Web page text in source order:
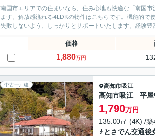
南国市エリアでの住まいなら、住み心地も快適な「南国
ます。解放感溢れる4LDKの物件はこちらです。機能的
失敗しないよう、しっかりとサポートいたします。経験
価格
1,880万円
中古一戸建 高知市吸江
高知市吸江 平屋
1,790万円
135.00㎡ (4K) /築
とさでん交通後